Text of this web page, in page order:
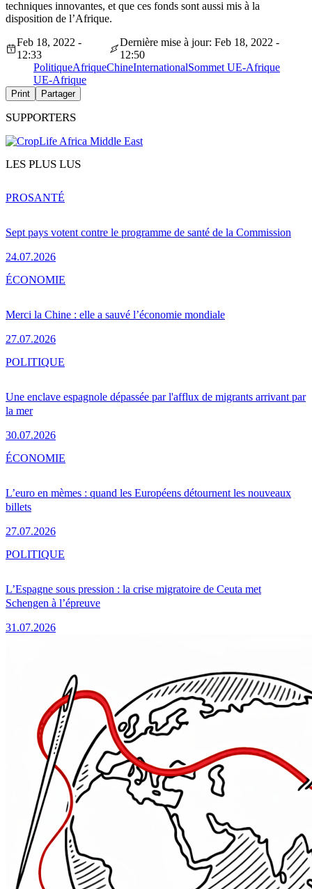
techniques innovantes, et que ces fonds sont aussi mis à la
disposition de l’Afrique.
Feb 18, 2022 -
12:33
Dernière mise à jour: Feb 18, 2022 -
12:50
PolitiqueAfriqueChineInternationalSommet UE-Afrique
UE-Afrique
Print Partager
SUPPORTERS
LES PLUS LUS
Sept pays votent contre le programme de santé de la Commission
24.07.2026
PROSANTÉ
Merci la Chine : elle a sauvé l’économie mondiale
27.07.2026
ÉCONOMIE
Une enclave espagnole dépassée par l'afflux de migrants arrivant par
la mer
30.07.2026
POLITIQUE
L’euro en mèmes : quand les Européens détournent les nouveaux
billets
27.07.2026
ÉCONOMIE
L’Espagne sous pression : la crise migratoire de Ceuta met
Schengen à l’épreuve
31.07.2026
POLITIQUE